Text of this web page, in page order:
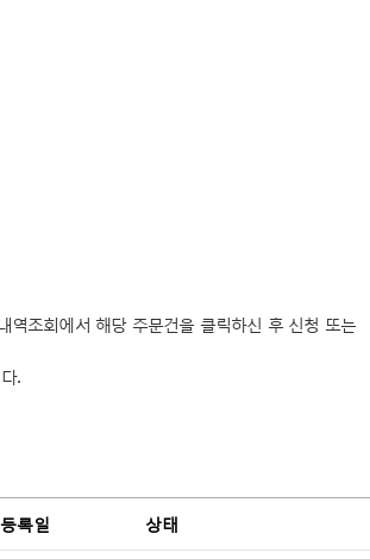
역조회에서 해당 주문건을 클릭하신 후 신청 또는
.
등록일 상태